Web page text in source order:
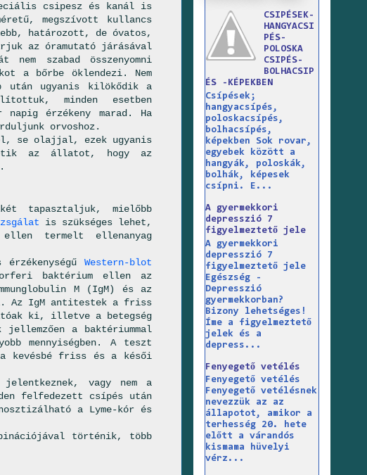
csipesz és kanál is
megszívott kullancs
határozott, de óvatos,
az óramutató járásával
szabad összenyomni
a bőrbe öklendezi. Nem
után ugyanis kilökődik a
minden esetben
érzékeny marad. Ha
orvoshoz.
se olajjal, ezek ugyanis
az állatot, hogy az
tapasztaljuk, mielőbb
is szükséges lehet,
termelt ellenanyag
Western-blot
baktérium ellen az
M (IgM) és az
Az IgM antitestek a friss
ki, illetve a betegség
a baktériummal
mennyiségben. A teszt
kevésbé friss és a késői
vagy nem a
felfedezett csípés után
a Lyme-kór és
történik, több
CSIPÉSEK-
HANGYACSI
PÉS-
POLOSKA
CSIPÉS-
BOLHACSIP
ÉS -KÉPEKBEN
Csípések;
hangyacsípés,
poloskacsípés,
bolhacsípés,
képekben Sok rovar,
egyebek között a
hangyák, poloskák,
bolhák, képesek
csípni. E...
A gyermekkori
depresszió 7
figyelmeztető jele
A gyermekkori
depresszió 7
figyelmeztető jele
Egészség -
Depresszió
gyermekkorban?
Bizony lehetséges!
Íme a figyelmeztető
jelek és a
depress...
Fenyegető vetélés
Fenyegető vetélés
Fenyegető vetélésnek
nevezzük az az
állapotot, amikor a
terhesség 20. hete
előtt a várandós
kismama hüvelyi
vérz...